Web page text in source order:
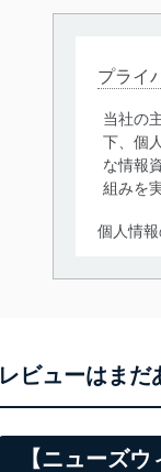
プライ
当社の
下、個
な情報
組みを
個人情
当社は
法令遵守
令及び
レビューはまだ
【ニューズ